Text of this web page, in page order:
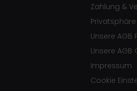
Zahlung &
Unsere AGB
Unsere
Impressum
Cookie